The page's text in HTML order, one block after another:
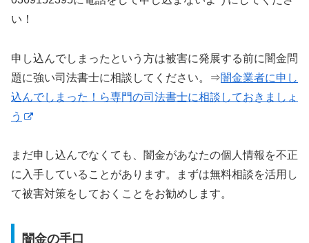
い！
申し込んでしまったという方は被害に発展する前に闇金問
題に強い司法書士に相談してください。⇒闇金業者に申し
込んでしまった！ら専門の司法書士に相談しておきましょ
う
まだ申し込んでなくても、闇金があなたの個人情報を不正
に入手していることがあります。まずは無料相談を活用し
て被害対策をしておくことをお勧めします。
闇金の手口